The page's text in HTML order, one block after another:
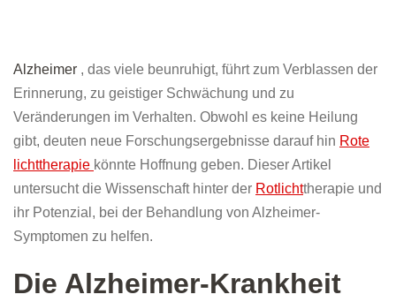
Alzheimer , das viele beunruhigt, führt zum Verblassen der
Erinnerung, zu geistiger Schwächung und zu
Veränderungen im Verhalten. Obwohl es keine Heilung
gibt, deuten neue Forschungsergebnisse darauf hin Rote
lichttherapie könnte Hoffnung geben. Dieser Artikel
untersucht die Wissenschaft hinter der Rotlichttherapie und
ihr Potenzial, bei der Behandlung von Alzheimer-
Symptomen zu helfen.
Die Alzheimer-Krankheit